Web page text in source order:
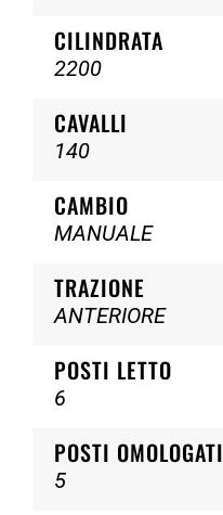
CILINDRATA
2200
CAVALLI
140
CAMBIO
MANUALE
TRAZIONE
ANTERIORE
POSTI LETTO
6
POSTI OMOLOGATI
5